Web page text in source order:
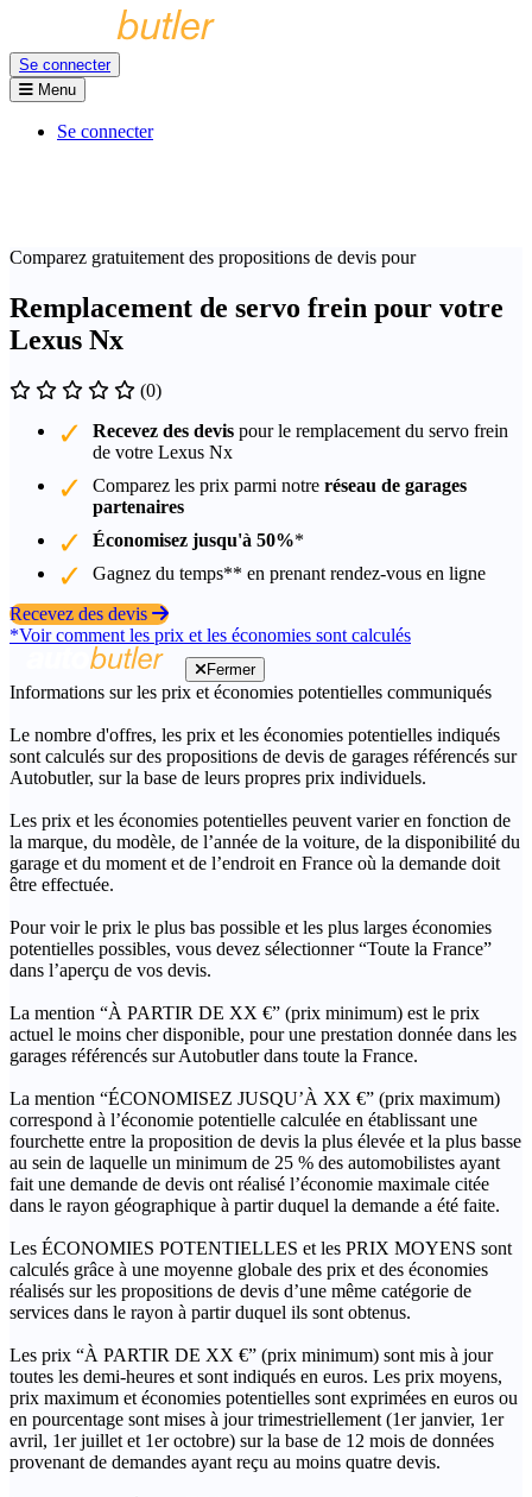
Se connecter
Menu
Se connecter
Comparez gratuitement des propositions de devis pour
Remplacement de servo frein pour votre
Lexus Nx
(0)
Recevez des devis pour le remplacement du servo frein
de votre Lexus Nx
Comparez les prix parmi notre réseau de garages
partenaires
Économisez jusqu'à 50%*
Gagnez du temps** en prenant rendez-vous en ligne
Recevez des devis
*Voir comment les prix et les économies sont calculés
Fermer
Informations sur les prix et économies potentielles communiqués
Le nombre d'offres, les prix et les économies potentielles indiqués
sont calculés sur des propositions de devis de garages référencés sur
Autobutler, sur la base de leurs propres prix individuels.
Les prix et les économies potentielles peuvent varier en fonction de
la marque, du modèle, de l’année de la voiture, de la disponibilité du
garage et du moment et de l’endroit en France où la demande doit
être effectuée.
Pour voir le prix le plus bas possible et les plus larges économies
potentielles possibles, vous devez sélectionner “Toute la France”
dans l’aperçu de vos devis.
La mention “À PARTIR DE XX €” (prix minimum) est le prix
actuel le moins cher disponible, pour une prestation donnée dans les
garages référencés sur Autobutler dans toute la France.
La mention “ÉCONOMISEZ JUSQU’À XX €” (prix maximum)
correspond à l’économie potentielle calculée en établissant une
fourchette entre la proposition de devis la plus élevée et la plus basse
au sein de laquelle un minimum de 25 % des automobilistes ayant
fait une demande de devis ont réalisé l’économie maximale citée
dans le rayon géographique à partir duquel la demande a été faite.
Les ÉCONOMIES POTENTIELLES et les PRIX MOYENS sont
calculés grâce à une moyenne globale des prix et des économies
réalisés sur les propositions de devis d’une même catégorie de
services dans le rayon à partir duquel ils sont obtenus.
Les prix “À PARTIR DE XX €” (prix minimum) sont mis à jour
toutes les demi-heures et sont indiqués en euros. Les prix moyens,
prix maximum et économies potentielles sont exprimées en euros ou
en pourcentage sont mises à jour trimestriellement (1er janvier, 1er
avril, 1er juillet et 1er octobre) sur la base de 12 mois de données
provenant de demandes ayant reçu au moins quatre devis.